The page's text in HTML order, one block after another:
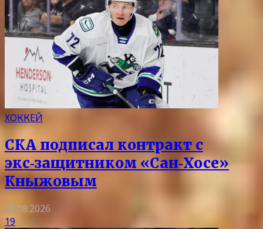
ХОККЕЙ
СКА подписал контракт с
экс‑защитником «Сан‑Хосе»
Кныжовым
08.08.2026
19